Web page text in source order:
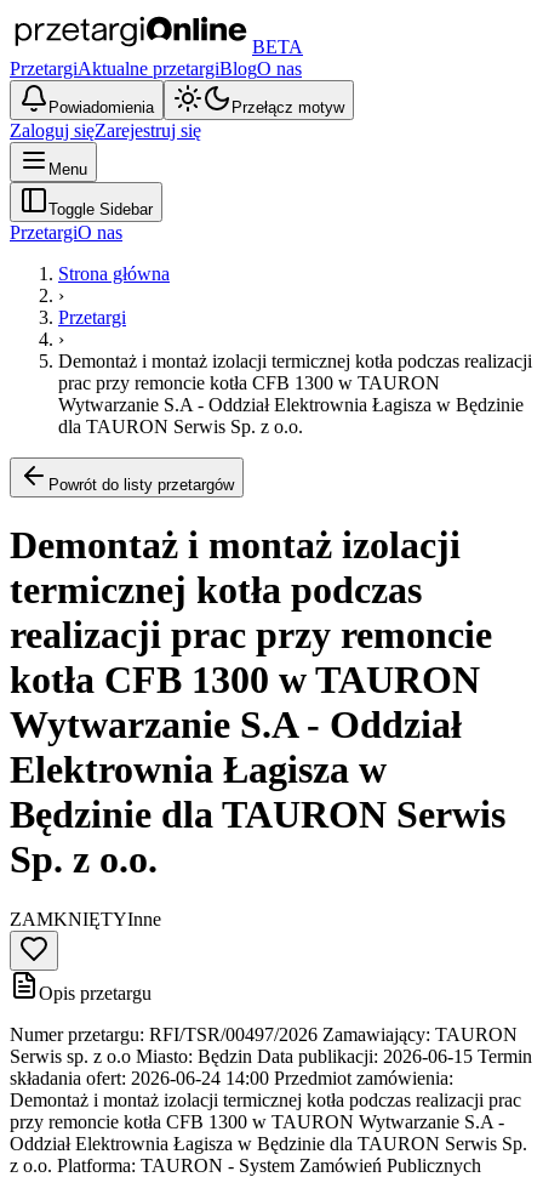
BETA
PrzetargiAktualne przetargiBlogO nas
Powiadomienia Przełącz motyw
Zaloguj sięZarejestruj się
Menu
Toggle Sidebar
PrzetargiO nas
Strona główna
›
Przetargi
›
Demontaż i montaż izolacji termicznej kotła podczas realizacji
prac przy remoncie kotła CFB 1300 w TAURON
Wytwarzanie S.A - Oddział Elektrownia Łagisza w Będzinie
dla TAURON Serwis Sp. z o.o.
Powrót do listy przetargów
Demontaż i montaż izolacji
termicznej kotła podczas
realizacji prac przy remoncie
kotła CFB 1300 w TAURON
Wytwarzanie S.A - Oddział
Elektrownia Łagisza w
Będzinie dla TAURON Serwis
Sp. z o.o.
ZAMKNIĘTYInne
Opis przetargu
Numer przetargu: RFI/TSR/00497/2026 Zamawiający: TAURON
Serwis sp. z o.o Miasto: Będzin Data publikacji: 2026-06-15 Termin
składania ofert: 2026-06-24 14:00 Przedmiot zamówienia:
Demontaż i montaż izolacji termicznej kotła podczas realizacji prac
przy remoncie kotła CFB 1300 w TAURON Wytwarzanie S.A -
Oddział Elektrownia Łagisza w Będzinie dla TAURON Serwis Sp.
z o.o. Platforma: TAURON - System Zamówień Publicznych